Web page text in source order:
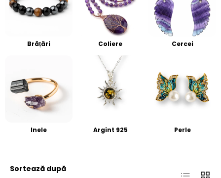
Brățări Coliere Cercei
Inele Argint 925 Perle
Sortează după
Listă Grilă